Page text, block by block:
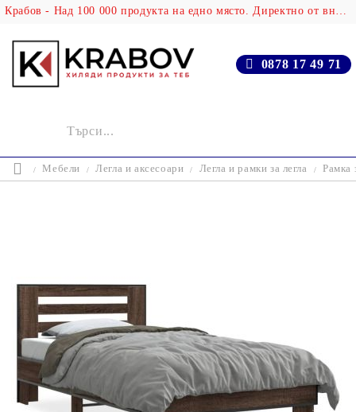
Крабов - Над 100 000 продукта на едно място. Директно от вносителя!
0878 17 49 71
Мебели Легла и аксесоари Легла и рамки за легла Рамка